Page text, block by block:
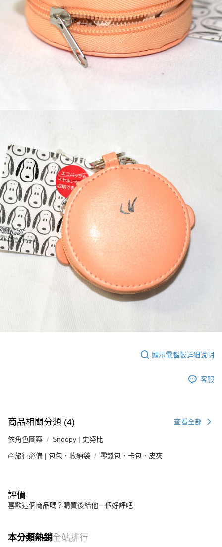
顯示電腦版詳細說明
客服
商品相關分類 (4) 查看全部
依角色圖案 Snoopy | 史努比
👜旅行必備 | 包包．收納袋 零錢包．卡包．皮夾
評價
喜歡這個商品嗎？購買後給他一個好評吧
本分類熱銷全站排行